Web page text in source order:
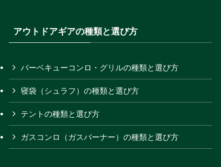
を
選
の
月
ア
ー
カ
イ
ブ
アウトドアギアの種類と選び方
バーベキューコンロ・グリルの種類と選び方
寝袋（シュラフ）の種類と選び方
テントの種類と選び方
ガスコンロ（ガスバーナー）の種類と選び方